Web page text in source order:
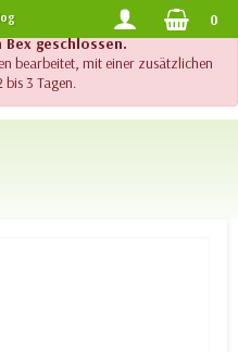
sind der Telefonsupport
geschlossen.
bearbeitet, mit einer zusätzlichen
bis 3 Tagen.
KOSTENLOSER VERSAND AB 120.- 0